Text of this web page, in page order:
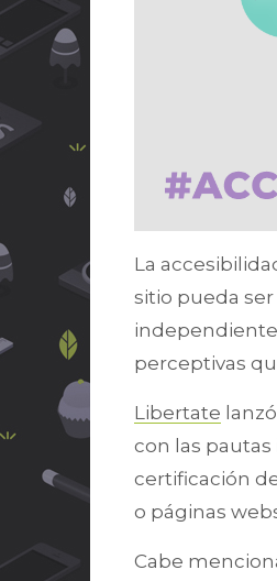
La
sitio pueda
perceptivas
Libertate
con las
certificación
o páginas
Cabe